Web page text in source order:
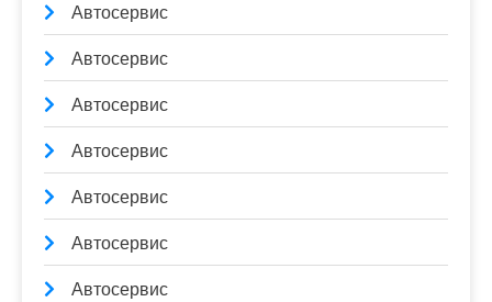
Автосервис
Автосервис
Автосервис
Автосервис
Автосервис
Автосервис
Автосервис